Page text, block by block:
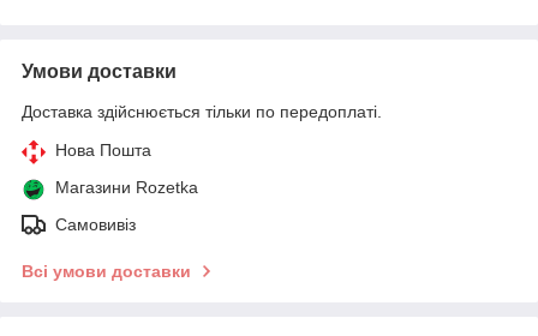
Умови доставки
Доставка здійснюється тільки по передоплаті.
Нова Пошта
Магазини Rozetka
Самовивіз
Всі умови доставки